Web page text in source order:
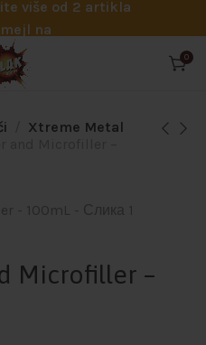
više od 2 artikla
na
preciznim šiframa
možete pozvati
0
Xtreme Metal
Microfiller –